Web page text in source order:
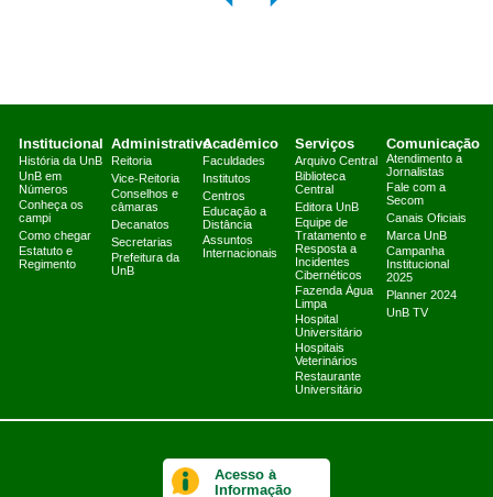
Institucional
História da UnB
UnB em
Números
Conheça os
campi
Como chegar
Estatuto e
Regimento
Administrativo
Reitoria
Vice-Reitoria
Conselhos e
câmaras
Decanatos
Secretarias
Prefeitura da
UnB
Acadêmico
Faculdades
Institutos
Centros
Educação a
Distância
Assuntos
Internacionais
Serviços
Arquivo Central
Biblioteca
Central
Editora UnB
Equipe de
Tratamento e
Resposta a
Incidentes
Cibernéticos
Fazenda Água
Limpa
Hospital
Universitário
Hospitais
Veterinários
Restaurante
Universitário
Comunicação
Atendimento a
Jornalistas
Fale com a
Secom
Canais Oficiais
Marca UnB
Campanha
Institucional
2025
Planner 2024
UnB TV
Acesso à
Informação